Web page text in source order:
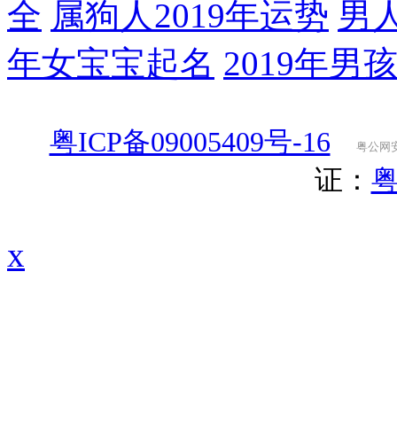
全 属狗人2019年运势 男
年女宝宝起名 2019年男
粤ICP备09005409号-16 粤公网
证：
x